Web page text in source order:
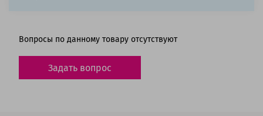
Вопросы по данному товару отсутствуют
Задать вопрос